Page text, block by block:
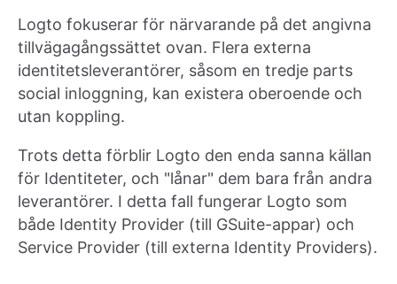
Logto fokuserar för närvarande på det angivna
tillvägagångssättet ovan. Flera externa
identitetsleverantörer, såsom en tredje parts
social inloggning, kan existera oberoende och
utan koppling.
Trots detta förblir Logto den enda sanna källan
för Identiteter, och "lånar" dem bara från andra
leverantörer. I detta fall fungerar Logto som
både Identity Provider (till GSuite-appar) och
Service Provider (till externa Identity Providers).